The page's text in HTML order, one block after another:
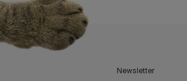
Newsletter